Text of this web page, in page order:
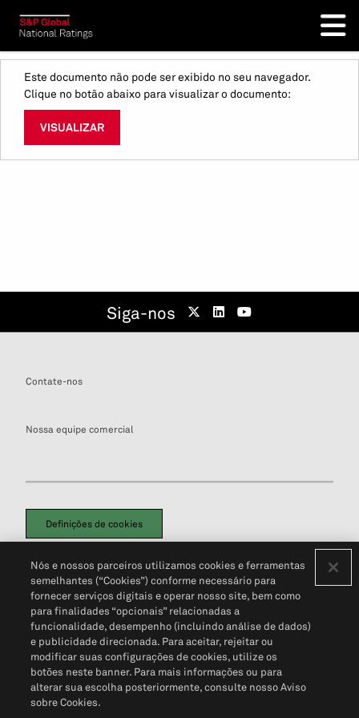
Este documento não pode ser exibido no seu navegador.
Clique no botão abaixo para visualizar o documento:
VISUALIZAR
Siga-nos
Contate-nos
Nossa equipe comercial
Definições de cookies
Política de PrivacidadePortal de privacidade do cliente (em inglês)
Não Venda Minhas Informações Pessoais© 2026 S&P Global
Nós e nossos parceiros utilizamos cookies e ferramentas
semelhantes (“Cookies”) conforme necessário para
fornecer serviços digitais e operar nosso site, bem como
para finalidades “opcionais” relacionadas a
funcionalidade, desempenho (incluindo análise de dados)
e publicidade direcionada. Para aceitar, rejeitar ou
modificar suas configurações de cookies, utilize os
botões neste banner. Para mais informações ou para
alterar sua escolha posteriormente, consulte nosso Aviso
sobre Cookies.